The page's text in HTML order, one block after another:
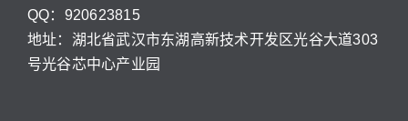
QQ：920623815
地址：湖北省武汉市东湖高新技术开发区光谷大道303
号光谷芯中心产业园